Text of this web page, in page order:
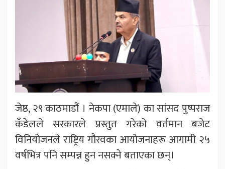
जेष्ठ, २९ काठमाडौं । नेकपा (एमाले) का सांसद पुष्पराज
कँडेलले सरकारले प्रस्तुत गरेको वर्तमान बजेट
विनियोजनले राष्ट्रिय गौरवका आयोजनाहरू आगामी २५
वर्षभित्र पनि सम्पन्न हुन नसक्ने बताएका छन्।